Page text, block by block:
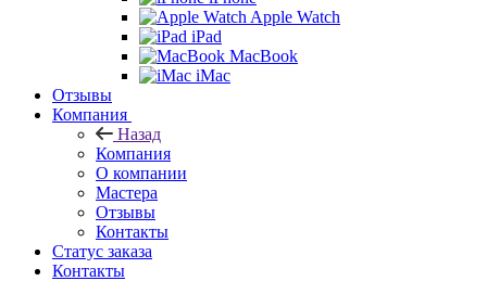
Apple Watch
iPad
MacBook
iMac
Отзывы
Компания
Назад
Компания
О компании
Мастера
Отзывы
Контакты
Статус заказа
Контакты